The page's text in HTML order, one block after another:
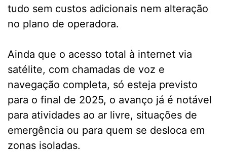
tudo sem custos adicionais nem alteração
no plano de operadora.
Ainda que o acesso total à internet via
satélite, com chamadas de voz e
navegação completa, só esteja previsto
para o final de 2025, o avanço já é notável
para atividades ao ar livre, situações de
emergência ou para quem se desloca em
zonas isoladas.